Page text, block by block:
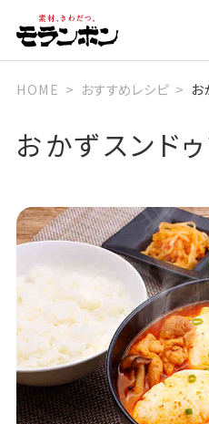
HOME おすすめレシピ お
おかずスンド